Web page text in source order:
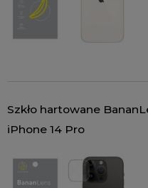
Szkło hartowane
iPhone 14 Pro